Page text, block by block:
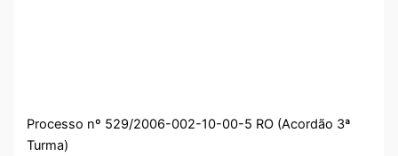
Processo nº 529/2006-002-10-00-5 RO (Acordão 3ª
Turma)